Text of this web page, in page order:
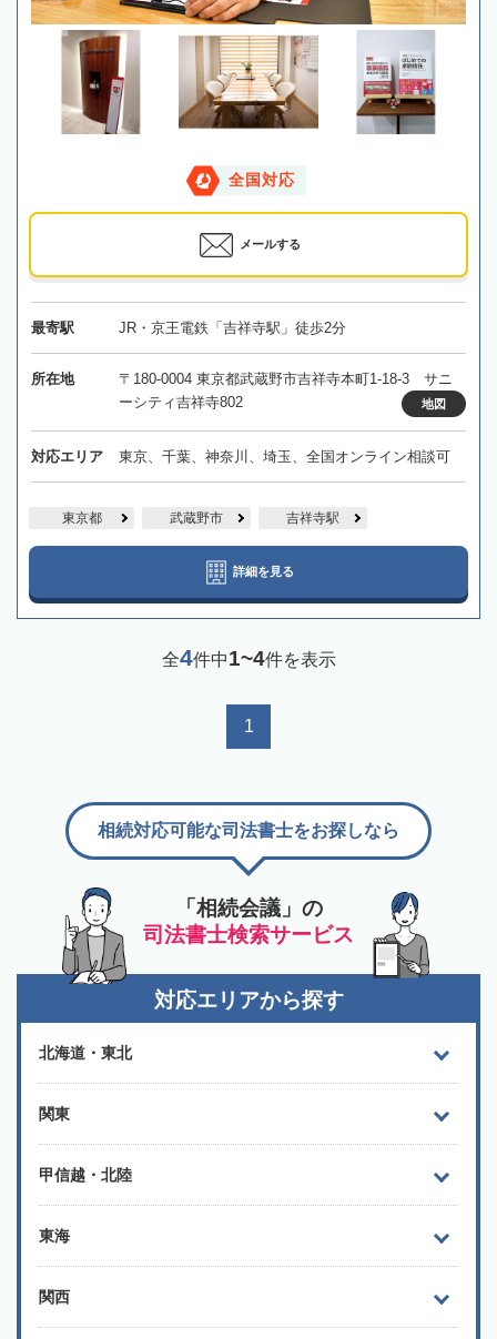
全国対応
メールする
最寄駅 JR・京王電鉄「吉祥寺駅」徒歩2分
所在地
〒180-0004 東京都武蔵野市吉祥寺本町1-18-3 サニ
ーシティ吉祥寺802
地図
対応エリア 東京、千葉、神奈川、埼玉、全国オンライン相談可
東京都 武蔵野市 吉祥寺駅
詳細を見る
全4件中1~4件を表示
1
「相続会議」の
司法書士検索サービス
相続対応可能な司法書士をお探しなら
対応エリアから探す
北海道・東北
関東
甲信越・北陸
東海
関西